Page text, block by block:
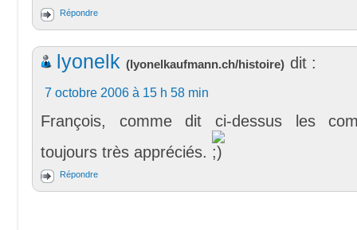
Répondre
lyonelk (lyonelkaufmann.ch/histoire) dit :
7 octobre 2006 à 15 h 58 min
François, comme dit ci-dessus les
toujours très appréciés.
Répondre